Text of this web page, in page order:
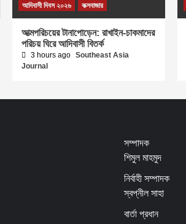
আদিবাসী দিবস ২০২৬ কক্সবাজার
আত্মপরিচয়ের টানাপোড়েন: রাখাইন-চাকমাদের
পরিচয় ঘিরে আদিবাসী বিতর্ক
3 hours ago Southeast Asia
Journal
সম্পাদক
শিমুল মাহমুদ
নির্বাহী সম্পাদক
স্বপ্নীল সাহা
বার্তা প্রধান